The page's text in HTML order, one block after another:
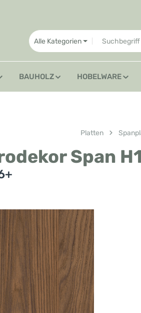
Alle Kategorien
BAUHOLZ HOBELWARE
Platten
Span